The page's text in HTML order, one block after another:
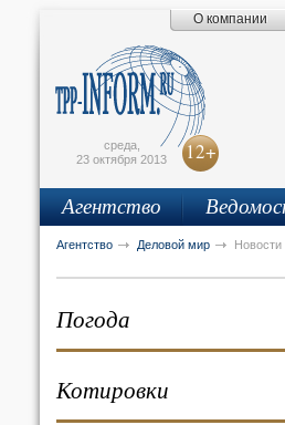
О компании
среда,
23 октября 2013
12+
Агентство
Агентство Деловой мир Новости
Погода
Котировки